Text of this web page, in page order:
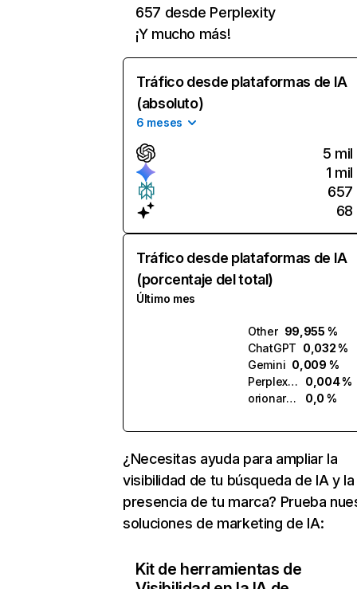
657 desde Perplexity
¡Y mucho más!
Tráfico desde plataformas de IA
(absoluto)
6 meses
5 mil
1 mil
657
68
Tráfico desde plataformas de IA
(porcentaje del total)
Último mes
Other 99,955 %
ChatGPT 0,032 %
Gemini 0,009 %
Perplexity
0,004 %
orionarm.ai
0,0 %
¿Necesitas ayuda para ampliar la
visibilidad de tu búsqueda de IA y la
presencia de tu marca? Prueba
soluciones de marketing de IA:
Kit de herramientas de